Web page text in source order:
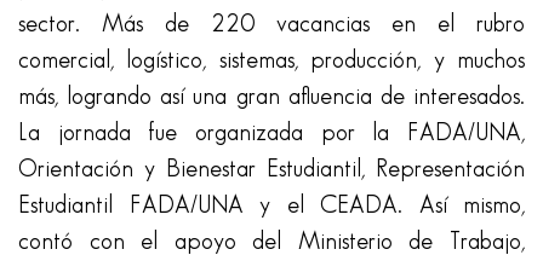
sector. Más de 220 vacancias en el rubro
comercial, logístico, sistemas, producción, y muchos
más, logrando así una gran afluencia de interesados.
La jornada fue organizada por la FADA/UNA,
Orientación y Bienestar Estudiantil, Representación
Estudiantil FADA/UNA y el CEADA. Así mismo,
contó con el apoyo del Ministerio de Trabajo,